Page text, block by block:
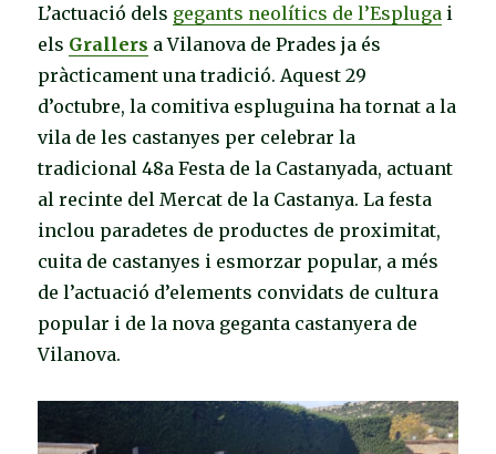
L’actuació dels gegants neolítics de l’Espluga i
els Grallers a Vilanova de Prades ja és
pràcticament una tradició. Aquest 29
d’octubre, la comitiva espluguina ha tornat a la
vila de les castanyes per celebrar la
tradicional 48a Festa de la Castanyada, actuant
al recinte del Mercat de la Castanya. La festa
inclou paradetes de productes de proximitat,
cuita de castanyes i esmorzar popular, a més
de l’actuació d’elements convidats de cultura
popular i de la nova geganta castanyera de
Vilanova.